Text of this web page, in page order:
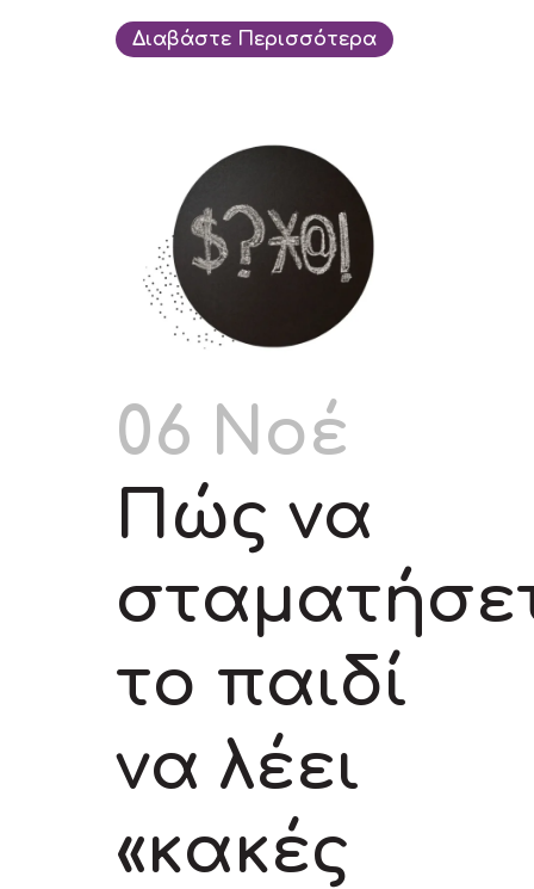
Διαβάστε Περισσότερα
06 Νοέ
Πώς να
το παιδί
να λέει
«κακές